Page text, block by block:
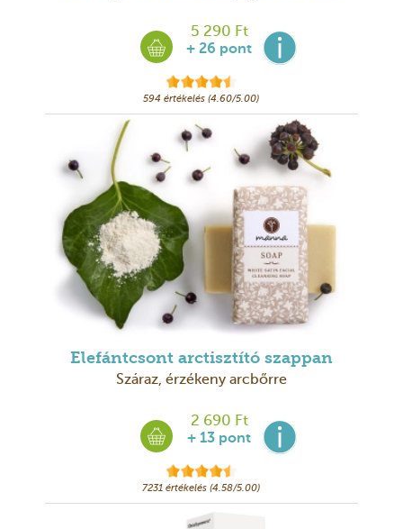
5 290 Ft
+ 26 pont
594 értékelés (4.60/5.00)
Elefántcsont arctisztító szappan
Száraz, érzékeny arcbőrre
2 690 Ft
+ 13 pont
7231 értékelés (4.58/5.00)